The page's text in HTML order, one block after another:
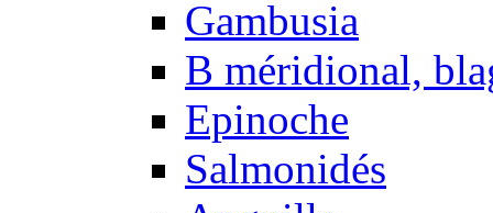
Gambusia
B méridional,
Epinoche
Salmonidés